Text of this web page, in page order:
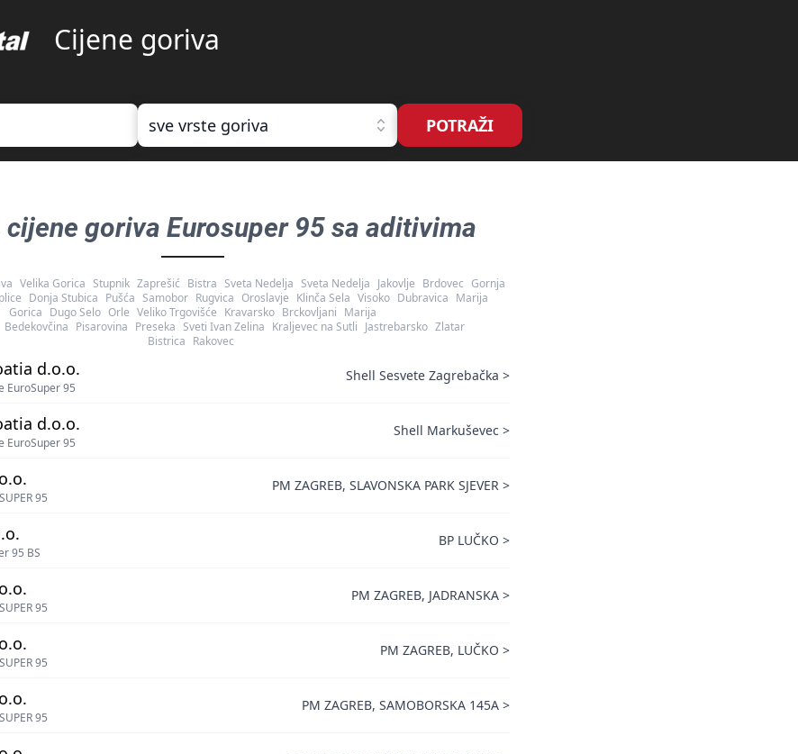
Cijene goriva
sve vrste goriva POTRAŽI
cijene goriva Eurosuper 95 sa aditivima
Velika Gorica Stupnik Zaprešić Bistra Sveta Nedelja Sveta Nedelja Jakovlje Brdovec Gornja
Donja Stubica Pušća Samobor Rugvica Oroslavje Klinča Sela Visoko Dubravica Marija
Gorica Dugo Selo Orle Veliko Trgovišće Kravarsko Brckovljani Marija
Bedekovčina Pisarovina Preseka Sveti Ivan Zelina Kraljevec na Sutli Jastrebarsko Zlatar
Bistrica Rakovec
d.o.o.
EuroSuper 95
Shell Sesvete Zagrebačka >
d.o.o.
EuroSuper 95
Shell Markuševec >
95
PM ZAGREB, SLAVONSKA PARK SJEVER >
95 BS
BP LUČKO >
95
PM ZAGREB, JADRANSKA >
95
PM ZAGREB, LUČKO >
95
PM ZAGREB, SAMOBORSKA 145A >